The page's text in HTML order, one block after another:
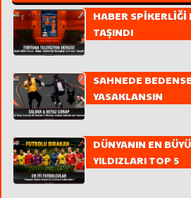
HABER
TAŞINDI
SAHNEDE
YASAKLANSIN
DÜNYANIN EN
YILDIZLARI TOP 5